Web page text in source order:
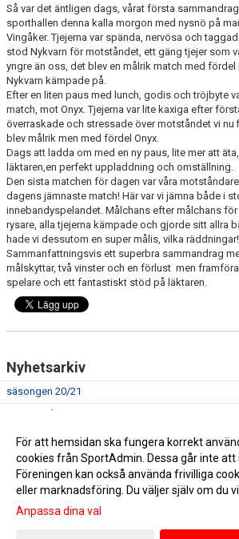
Så var det äntligen dags, vårat första
sporthallen denna kalla morgon med nysnö på
Vingåker. Tjejerna var spända, nervösa och
stod Nykvarn för motståndet, ett gäng tjejer som
yngre än oss, det blev en målrik match med
Nykvarn kämpade på.
Efter en liten paus med lunch, godis och tröjbyte
match, mot Onyx. Tjejerna var lite kaxiga efter
överraskade och stressade över motståndet vi nu
blev målrik men med fördel Onyx.
Dags att ladda om med en ny paus, lite mer att
läktaren,en perfekt uppladdning och omställning.
Den sista matchen för dagen var våra
dagens jämnaste match! Här var vi jämna både i
innebandyspelandet. Målchans efter målchans
rysare, alla tjejerna kämpade och gjorde sitt allra
hade vi dessutom en super målis, vilka
Sammanfattningsvis ett superbra sammandrag
målskyttar, två vinster och en förlust men
spelare och ett fantastiskt stöd på läktaren.
Nyhetsarkiv
säsongen 20/21
Sammandrag 10/11-19
FÖRSTA TRÄNINGEN
Nu startar vi ett lag för flickor födda 2008-2010
Gå till Webbversion
För att hemsidan ska fungera korrekt
cookies från SportAdmin. Dessa går inte att
Föreningen kan också använda frivilliga
eller marknadsföring. Du väljer själv om du
Anpassa dina val